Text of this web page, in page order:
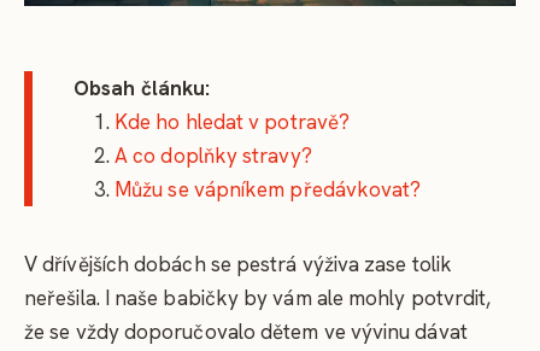
Obsah článku:
Kde ho hledat v potravě?
A co doplňky stravy?
Můžu se vápníkem předávkovat?
V dřívějších dobách se pestrá výživa zase tolik
neřešila. I naše babičky by vám ale mohly potvrdit,
že se vždy doporučovalo dětem ve vývinu dávat